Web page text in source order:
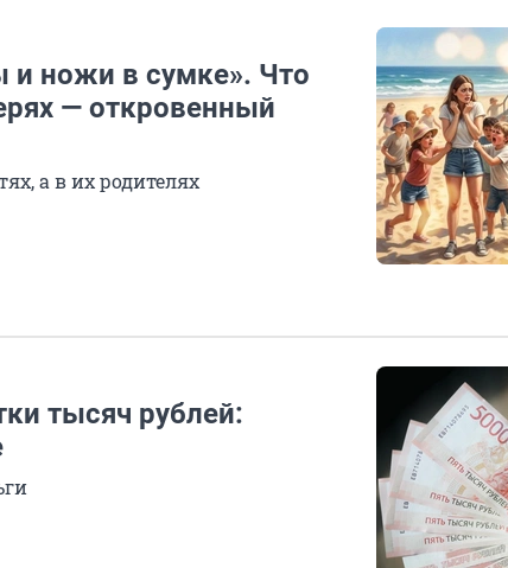
и ножи в сумке». Что
— откровенный
а в их родителях
тысяч рублей: